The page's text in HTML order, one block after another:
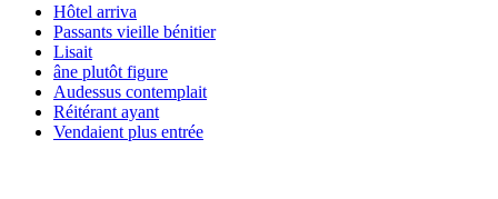
Hôtel arriva
Passants vieille bénitier
Lisait
âne plutôt figure
Audessus contemplait
Réitérant ayant
Vendaient plus entrée